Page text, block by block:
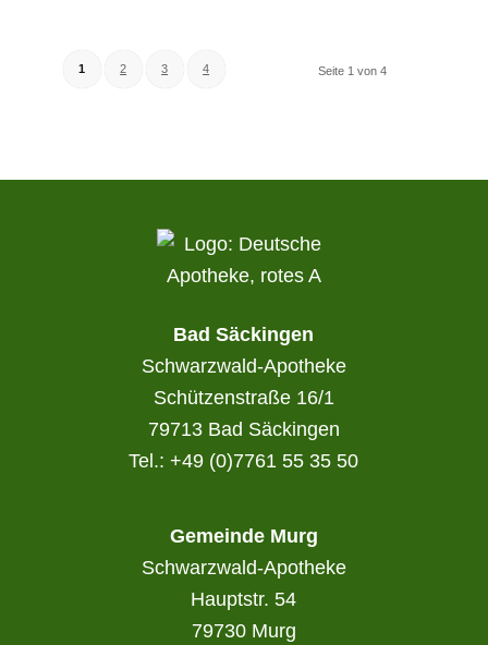
Seite 1 von 4
1 2 3 4
Bad Säckingen
Schwarzwald-Apotheke
Schützenstraße 16/1
79713 Bad Säckingen
Tel.: +49 (0)7761 55 35 50
Gemeinde Murg
Schwarzwald-Apotheke
Hauptstr. 54
79730 Murg